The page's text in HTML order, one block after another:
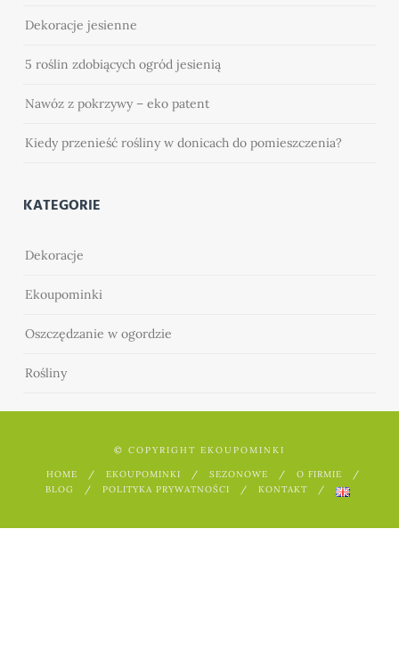
Dekoracje jesienne
5 roślin zdobiących ogród jesienią
Nawóz z pokrzywy – eko patent
Kiedy przenieść rośliny w donicach do pomieszczenia?
KATEGORIE
Dekoracje
Ekoupominki
Oszczędzanie w ogordzie
Rośliny
© COPYRIGHT EKOUPOMINKI
HOME EKOUPOMINKI SEZONOWE
O FIRMIE
BLOG
POLITYKA PRYWATNOŚCI KONTAKT